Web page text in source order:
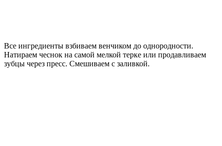
Все ингредиенты взбиваем венчиком до однородности.
Натираем чеснок на самой мелкой терке или продавливаем
зубцы через пресс. Смешиваем с заливкой.